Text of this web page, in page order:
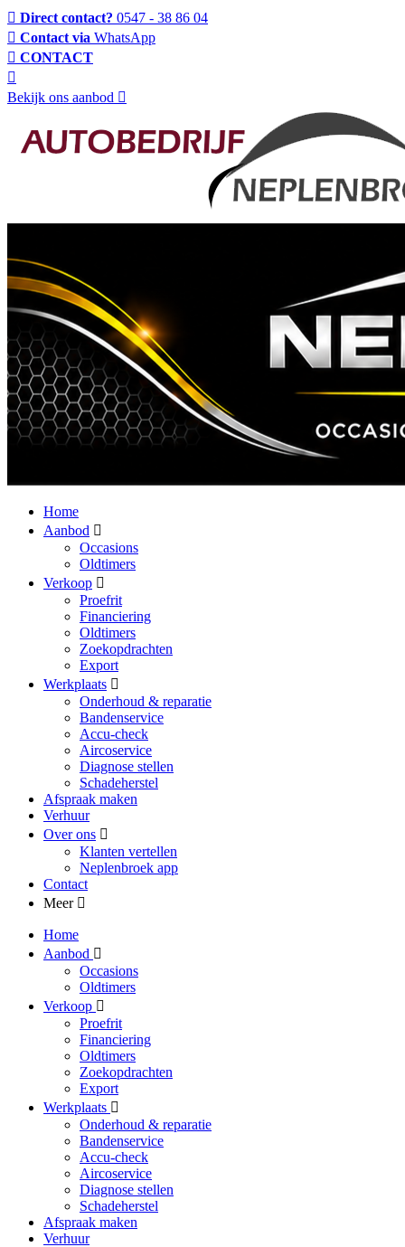
Direct contact? 0547 - 38 86 04
Contact via WhatsApp
CONTACT
Bekijk ons aanbod
Home
Aanbod
Occasions
Oldtimers
Verkoop
Proefrit
Financiering
Oldtimers
Zoekopdrachten
Export
Werkplaats
Onderhoud & reparatie
Bandenservice
Accu-check
Aircoservice
Diagnose stellen
Schadeherstel
Afspraak maken
Verhuur
Over ons
Klanten vertellen
Neplenbroek app
Contact
Meer
Home
Aanbod
Occasions
Oldtimers
Verkoop
Proefrit
Financiering
Oldtimers
Zoekopdrachten
Export
Werkplaats
Onderhoud & reparatie
Bandenservice
Accu-check
Aircoservice
Diagnose stellen
Schadeherstel
Afspraak maken
Verhuur